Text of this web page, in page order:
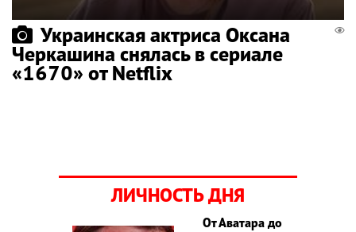
Украинская актриса Оксана
Черкашина снялась в сериале
«1670» от Netflix
ЛИЧНОСТЬ ДНЯ
От Аватара до